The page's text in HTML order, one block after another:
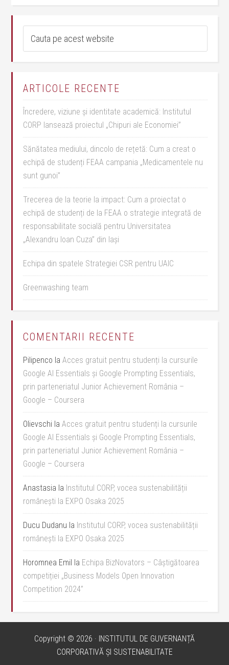
ARTICOLE RECENTE
Încredere, viziune și identitate academică: Institutul
CORP lansează proiectul „Chipuri ale Economiei”
Sănătatea mediului, dincolo de rețetă: Cum a creat o
echipă de studenți FEAA campania „Medicamentele nu
sunt gunoi”
Trecerea de la teorie la impact: Cum a proiectat o
echipă de studenți de la FEAA o strategie integrată de
responsabilitate socială pentru Universitatea
„Alexandru Ioan Cuza” din Iași
Echipa din spatele Strategiei CSR pentru UAIC
Greenwashing team
COMENTARII RECENTE
Pilipenco laAcces gratuit pentru studenți la cursurile
Google AI Essentials și Google Prompting Essentials,
prin parteneriatul Junior Achievement România –
Google – Coursera
Olievschi laAcces gratuit pentru studenți la cursurile
Google AI Essentials și Google Prompting Essentials,
prin parteneriatul Junior Achievement România –
Google – Coursera
Anastasia la Institutul CORP, vocea sustenabilității
românești la EXPO Osaka 2025
Ducu Dudanu la Institutul CORP, vocea sustenabilității
românești la EXPO Osaka 2025
Horomnea Emil la Echipa BizNovators – Câștigătoarea
competiției „Business Models Open Innovation
Competition 2024”
Copyright © 2026 · INSTITUTUL DE GUVERNANȚĂ
CORPORATIVĂ ȘI SUSTENABILITATE